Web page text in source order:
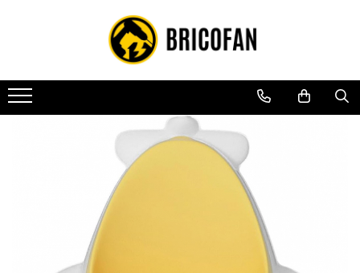
Toate Produsele
Vehicule electrice
Atv
Piese de schimb vehicule electrice
Scutere electrice